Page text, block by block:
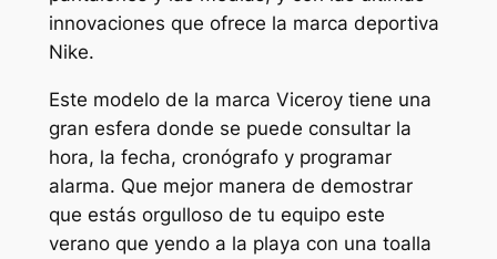
innovaciones que ofrece la marca deportiva
Nike.
Este modelo de la marca Viceroy tiene una
gran esfera donde se puede consultar la
hora, la fecha, cronógrafo y programar
alarma. Que mejor manera de demostrar
que estás orgulloso de tu equipo este
verano que yendo a la playa con una toalla